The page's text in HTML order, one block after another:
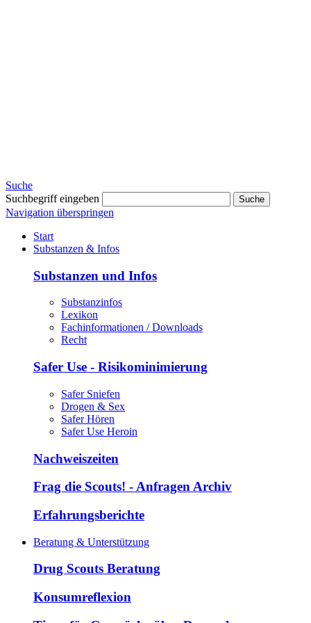
Suche
Suchbegriff eingeben
Suche
Navigation überspringen
Start
Substanzen & Infos
Substanzen und Infos
Substanzinfos
Lexikon
Fachinformationen / Downloads
Recht
Safer Use - Risikominimierung
Safer Sniefen
Drogen & Sex
Safer Hören
Safer Use Heroin
Nachweiszeiten
Frag die Scouts! - Anfragen Archiv
Erfahrungsberichte
Beratung & Unterstützung
Drug Scouts Beratung
Konsumreflexion